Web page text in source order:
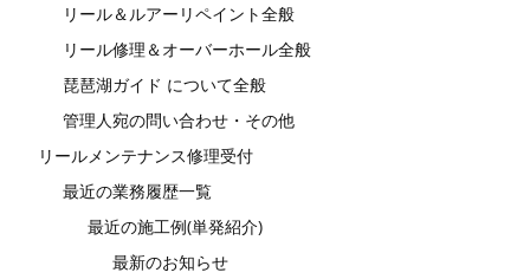
リール＆ルアーリペイント全般
リール修理＆オーバーホール全般
琵琶湖ガイド について全般
管理人宛の問い合わせ・その他
リールメンテナンス修理受付
最近の業務履歴一覧
最近の施工例(単発紹介)
最新のお知らせ